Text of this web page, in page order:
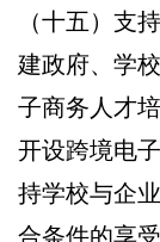
（十五）支
建政府、学
子商务人才
开设跨境电
持学校与企
合条件的享